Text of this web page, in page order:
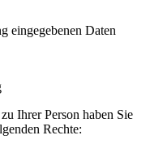
eingegebenen Daten
Ihrer Person haben Sie
Rechte: